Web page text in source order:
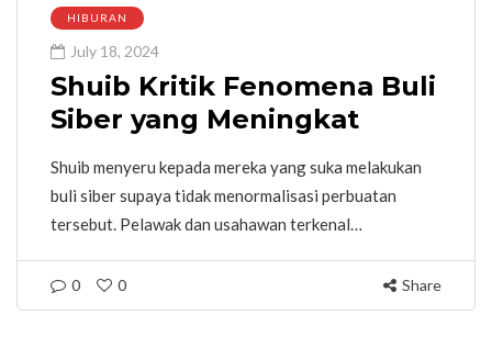
HIBURAN
July 18, 2024
Shuib Kritik Fenomena Buli
Siber yang Meningkat
Shuib menyeru kepada mereka yang suka melakukan
buli siber supaya tidak menormalisasi perbuatan
tersebut. Pelawak dan usahawan terkenal…
0 0 Share